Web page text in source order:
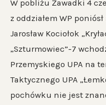
W pobliżu Zawadki 4
z oddziałem WP
Jarosław Kociołok
„Szturmowiec”-7
Przemyskiego UPA na
Taktycznego UPA
pochówku nie jest